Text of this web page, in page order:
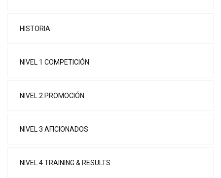
HISTORIA
NIVEL 1 COMPETICIÓN
NIVEL 2 PROMOCIÓN
NIVEL 3 AFICIONADOS
NIVEL 4 TRAINING & RESULTS